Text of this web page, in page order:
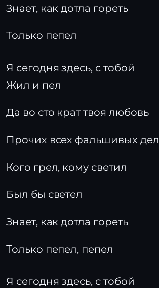
Знает, как дотла гореть
Только пепел
Я сегодня здесь, с тобой
Жил и пел
Да во сто крат твоя любовь
Прочих всех фальшивых дел
Кого грел, кому светил
Был бы светел
Знает, как дотла гореть
Только пепел, пепел
Я сегодня здесь, с тобой